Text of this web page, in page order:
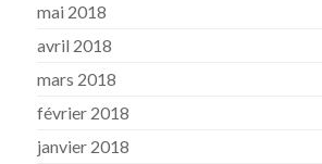
mai 2018
avril 2018
mars 2018
février 2018
janvier 2018